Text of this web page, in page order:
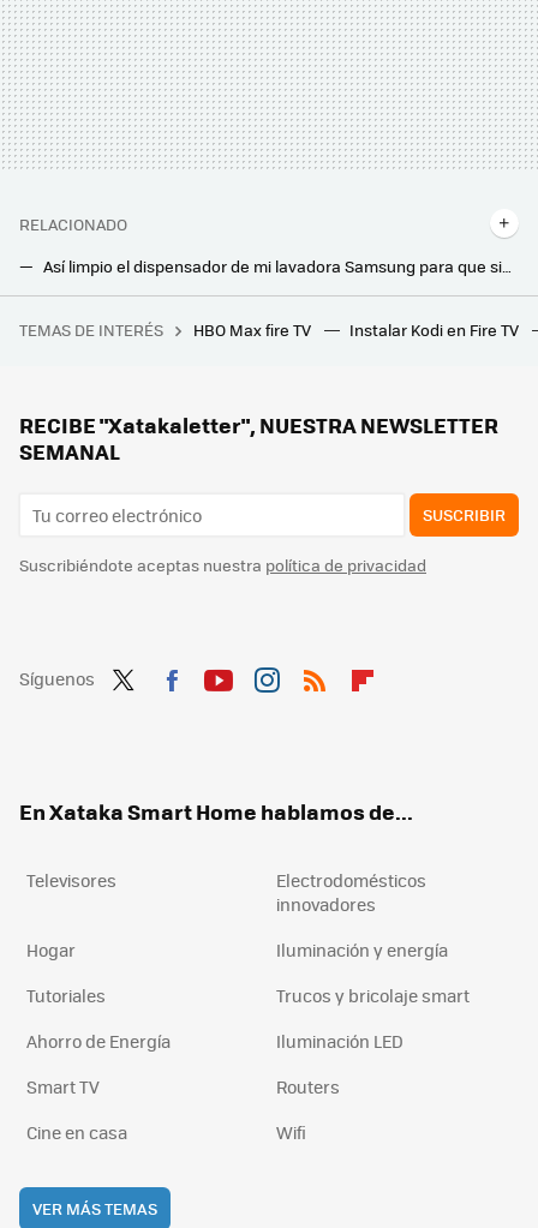
RELACIONADO
Cuando tu lavadora Samsung no gira: consejos para volver a ponerla en marcha
Estamos cada vez más cerca de tener un ‘Bizum europeo’. La clave está en la interconexión entre plataformas
Una estadounidense flipa con el electrodoméstico que ponemos en España en nuestra cocina: “es una cosa bastante chocante”
TEMAS DE INTERÉS HBO Max fire TV Instalar Kodi en Fire TV
RECIBE "Xatakaletter", NUESTRA NEWSLETTER
SEMANAL
SUSCRIBIR
Suscribiéndote aceptas nuestra política de privacidad
Síguenos
En Xataka Smart Home hablamos de...
Televisores
Electrodomésticos
innovadores
Hogar
Iluminación y energía
Tutoriales
Trucos y bricolaje smart
Ahorro de Energía
Iluminación LED
Smart TV
Routers
Cine en casa
Wifi
VER MÁS TEMAS